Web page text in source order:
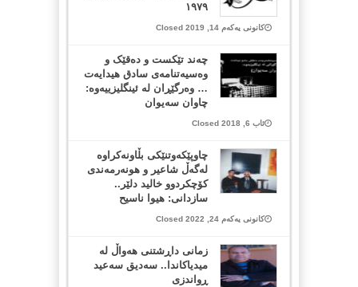
١٩٧٩
کانونی یەکەم 14, 2019 Closed
چەند تێکست و دەقێک و
وەسیەتنامەی سادق هیدایەت
… وەرگێڕان لە ئینگلیزییەوە:
چاوان سەیوان
ئاب 6, 2018 Closed
چاوپێکه‌وتنێکی بڵاونه‌کراوه‌
له‌گه‌ڵ شاعیر و هونه‌رمه‌ندی
کۆچکردوو خالید دلێر..
سازدانی: هیوا ناسیح
کانونی یەکەم 24, 2022 Closed
زمانی داڕشتنی هەواڵ لە
میدیاكاندا.. سەدیق سەعید
ڕواندزی